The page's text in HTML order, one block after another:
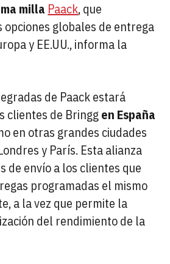
milla Paack, que
globales de entrega
y EE.UU., informa la
de Paack estará
clientes de Bringgen España
en otras grandes ciudades
y París. Esta alianza
de envío a los clientes que
programadas el mismo
a la vez que permite la
del rendimiento de la